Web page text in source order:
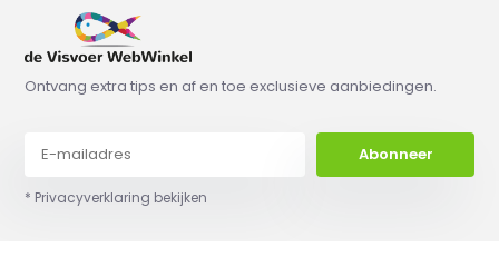
Ontvang extra tips en af en toe exclusieve aanbiedingen.
Abonneer
* Privacyverklaring bekijken